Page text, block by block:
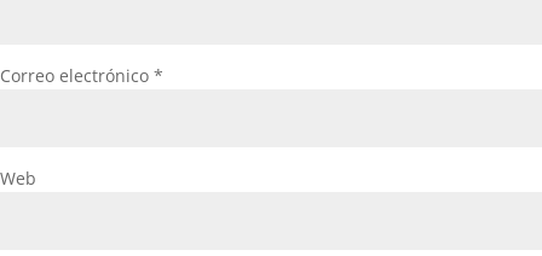
Correo electrónico *
Web